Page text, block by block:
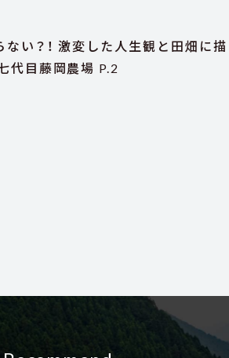
ない？！ 激変した人生観と田畑に描
代目藤岡農場 P.2